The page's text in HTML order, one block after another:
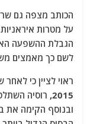
הכותב מצפה גם
על מטרות
הגבלת ההשפעה
לשם כך מאמצים
ראוי לציין כי
2015, רוסיה
ובנוסף הקימה את